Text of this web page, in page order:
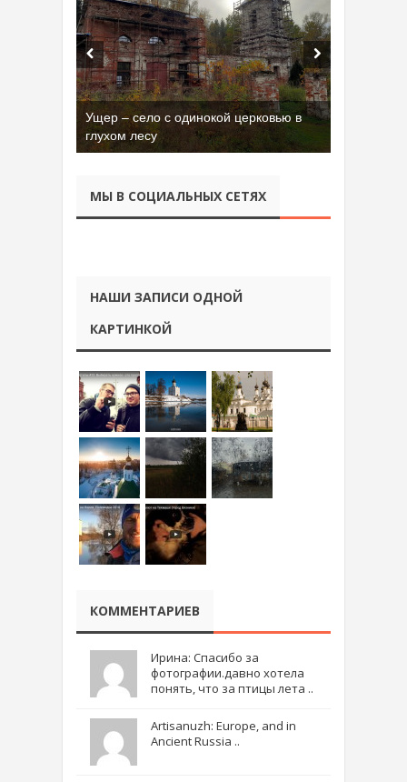
Ущер – село с одинокой церковью в
глухом лесу
МЫ В СОЦИАЛЬНЫХ СЕТЯХ
НАШИ ЗАПИСИ ОДНОЙ
КАРТИНКОЙ
КОММЕНТАРИЕВ
Ирина: Спасибо за
фотографии.давно хотела
понять, что за птицы лета ..
Artisanuzh: Europe, and in
Ancient Russia ..